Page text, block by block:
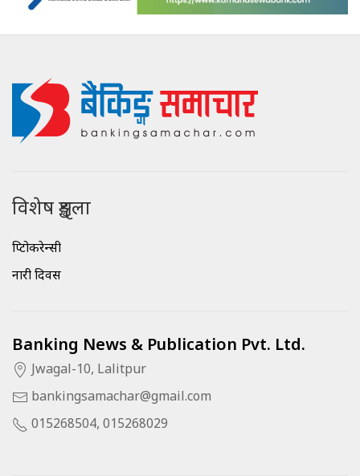
विशेष शृङ्खला
क्रिप्टोकरेन्सी
नारी दिवस
Banking News & Publication Pvt. Ltd.
Jwagal-10, Lalitpur
bankingsamachar@gmail.com
015268504, 015268029